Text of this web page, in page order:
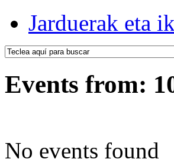
Jarduerak eta
Events from:
No events found